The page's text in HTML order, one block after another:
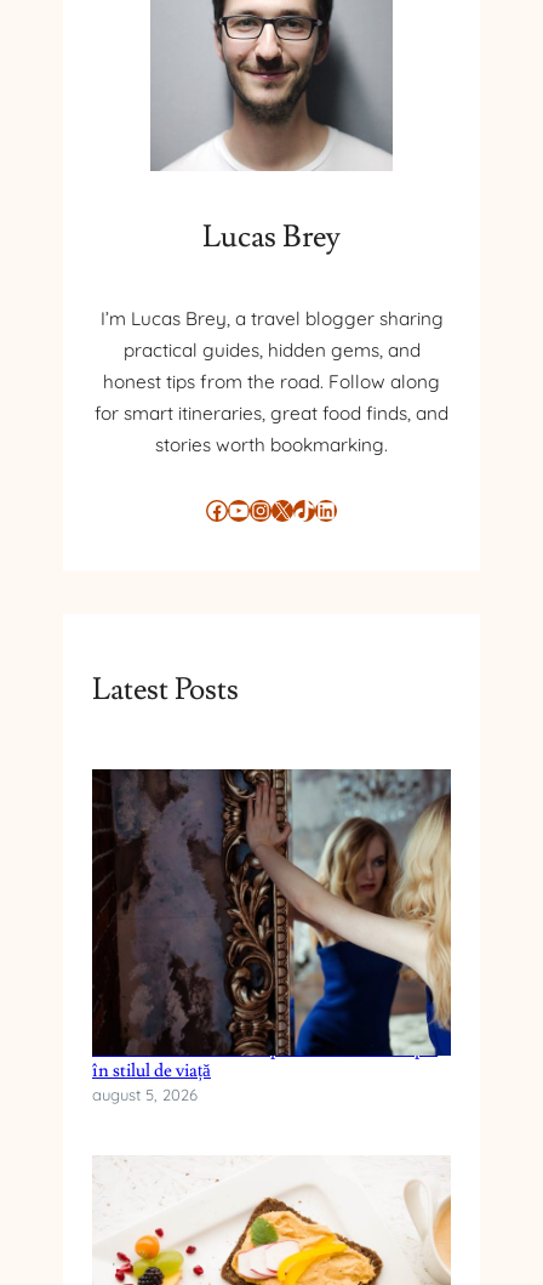
Lucas Brey
I’m Lucas Brey, a travel blogger sharing
practical guides, hidden gems, and
honest tips from the road. Follow along
for smart itineraries, great food finds, and
stories worth bookmarking.
Facebook YouTube InstagramX TikTok LinkedIn
Latest Posts
Cum reduci anxietatea prin schimbări simple
în stilul de viață
august 5, 2026